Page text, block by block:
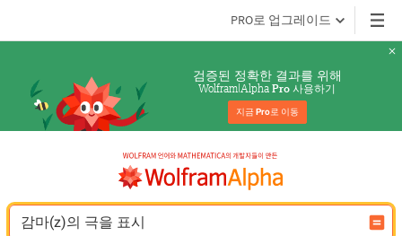
PRO로 업그레이드
검증된 정확한 결과를 위해
Wolfram|Alpha Pro 사용하기
지금 Pro로 이동
감마(z)의 극을 표시